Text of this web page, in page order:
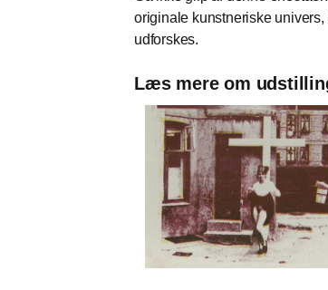
originale kunstneriske
udforskes.
Læs mere om